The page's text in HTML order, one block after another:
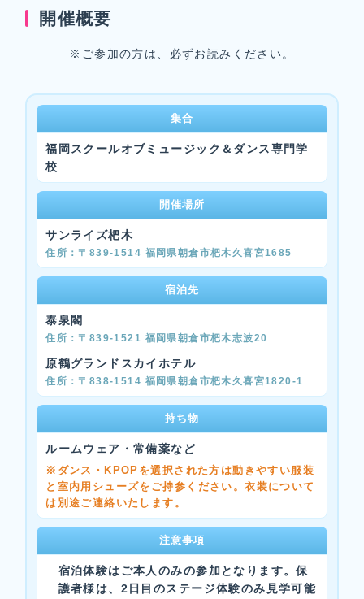
開催概要
※ご参加の方は、必ずお読みください。
集合
福岡スクールオブミュージック＆ダンス専門学
校
開催場所
サンライズ杷木
〒839-1514 福岡県朝倉市杷木久喜宮1685
宿泊先
泰泉閣
〒839-1521 福岡県朝倉市杷木志波20
原鶴グランドスカイホテル
〒838-1514 福岡県朝倉市杷木久喜宮1820-1
持ち物
ルームウェア・常備薬など
※ダンス・KPOPを選択された方は動きやすい服装
と室内用シューズをご持参ください。衣装について
は別途ご連絡いたします。
注意事項
宿泊体験はご本人のみの参加となります。保
護者様は、2日目のステージ体験のみ見学可能